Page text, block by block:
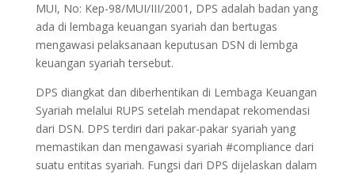
MUI, No: Kep-98/MUI/III/2001, DPS adalah badan yang
ada di lembaga keuangan syariah dan bertugas
mengawasi pelaksanaan keputusan DSN di lembga
keuangan syariah tersebut.
DPS diangkat dan diberhentikan di Lembaga Keuangan
Syariah melalui RUPS setelah mendapat rekomendasi
dari DSN. DPS terdiri dari pakar-pakar syariah yang
memastikan dan mengawasi syariah #compliance dari
suatu entitas syariah. Fungsi dari DPS dijelaskan dalam